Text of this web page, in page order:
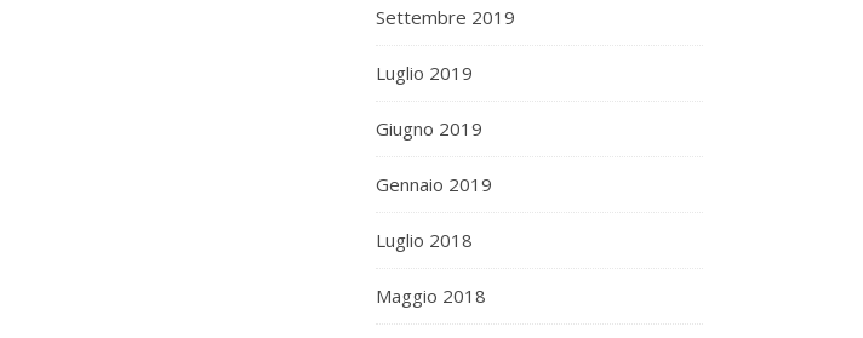
Settembre 2019
Luglio 2019
Giugno 2019
Gennaio 2019
Luglio 2018
Maggio 2018